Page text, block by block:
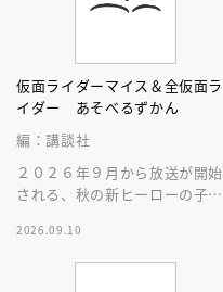
仮面ライダーマイス＆全仮面ラ
イダー あそべるずかん
編：講談社
２０２６年９月から放送が開始
される、秋の新ヒーローの子供
ベルトなど最新情報がバッチリ
分かる！
2026.09.10